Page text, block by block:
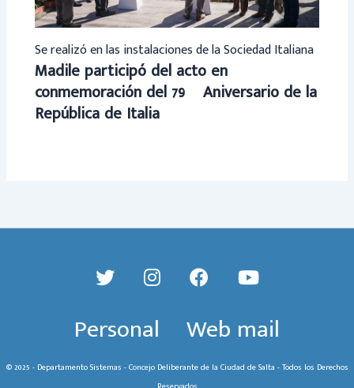
Se realizó en las instalaciones de la Sociedad Italiana
Madile participó del acto en
conmemoración del 79º Aniversario de la
República de Italia
Personal Web mail
© 2025 - Departamento Sistemas - Concejo Deliberante de la Ciudad de Salta - Todos los Derechos